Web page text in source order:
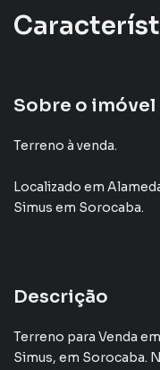
Sobre o imóvel
Terreno à venda.
Localizado em
Simus em Sorocaba.
Descrição
Terreno para Venda
Simus, em Sorocaba.